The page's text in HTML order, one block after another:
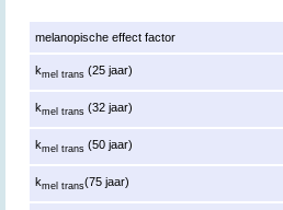
melanopische effect factor
kmel trans (25 jaar)
kmel trans (32 jaar)
kmel trans (50 jaar)
kmel trans(75 jaar)